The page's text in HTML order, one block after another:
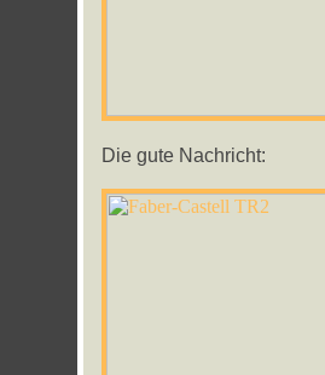
Die gute Nachricht: